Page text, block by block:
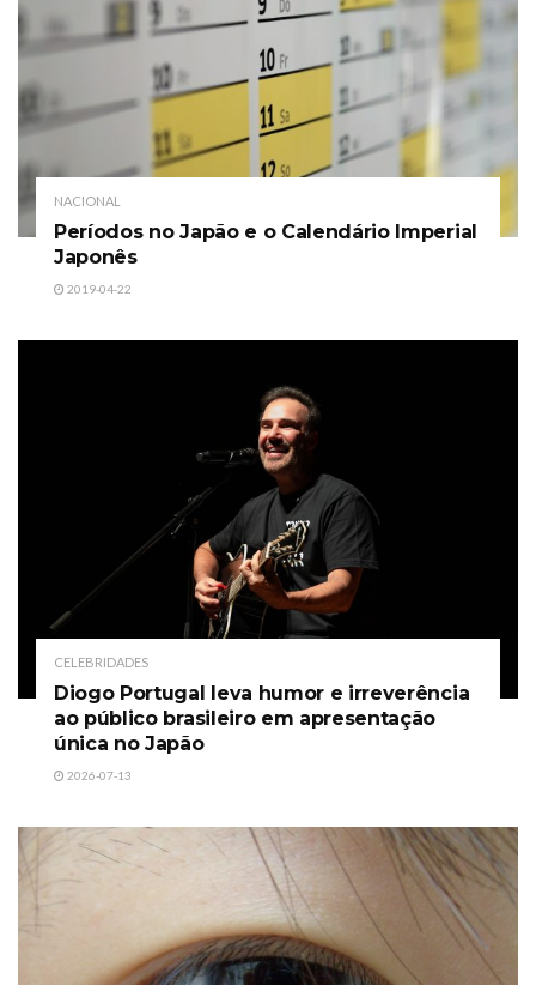
NACIONAL
Períodos no Japão e o Calendário Imperial
Japonês
2019-04-22
CELEBRIDADES
Diogo Portugal leva humor e irreverência
ao público brasileiro em apresentação
única no Japão
2026-07-13